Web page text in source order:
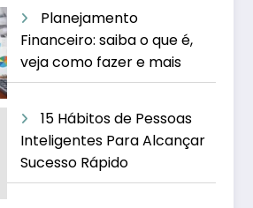
Planejamento
Financeiro: saiba o que é,
veja como fazer e mais
15 Hábitos de Pessoas
Inteligentes Para Alcançar
Sucesso Rápido